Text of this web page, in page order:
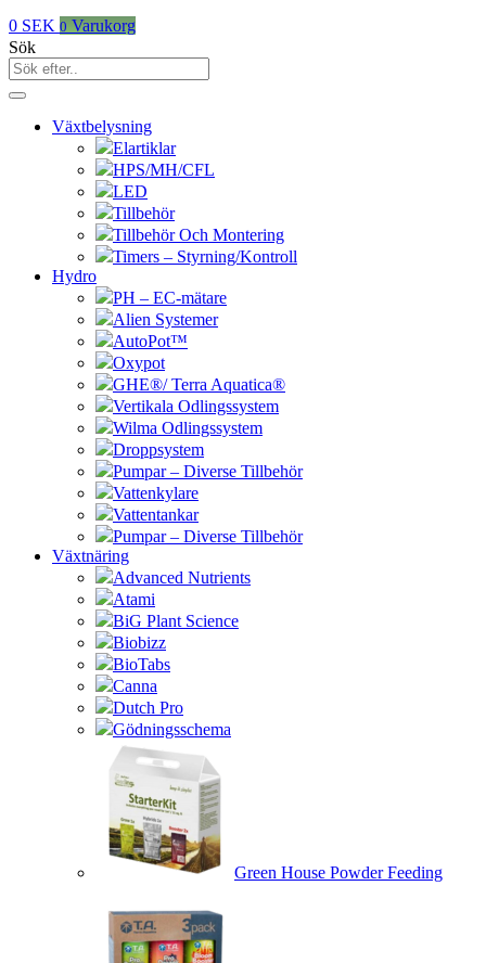
0 SEK 0 Varukorg
Sök
Växtbelysning
Elartiklar
HPS/MH/CFL
LED
Tillbehör
Tillbehör Och Montering
Timers – Styrning/Kontroll
Hydro
PH – EC-mätare
Alien Systemer
AutoPot™
Oxypot
GHE®/ Terra Aquatica®
Vertikala Odlingssystem
Wilma Odlingssystem
Droppsystem
Pumpar – Diverse Tillbehör
Vattenkylare
Vattentankar
Pumpar – Diverse Tillbehör
Växtnäring
Advanced Nutrients
Atami
BiG Plant Science
Biobizz
BioTabs
Canna
Dutch Pro
Gödningsschema
Green House Powder Feeding